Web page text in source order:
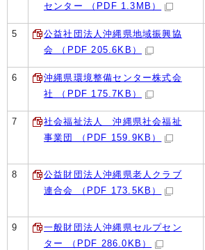
センター （PDF 1.3MB）
5
公益社団法人沖縄県地域振興協
会 （PDF 205.6KB）
6
沖縄県環境整備センター株式会
社 （PDF 175.7KB）
7
社会福祉法人 沖縄県社会福祉
事業団 （PDF 159.9KB）
8
公益財団法人沖縄県老人クラブ
連合会 （PDF 173.5KB）
9
一般財団法人沖縄県セルプセン
ター （PDF 286.0KB）